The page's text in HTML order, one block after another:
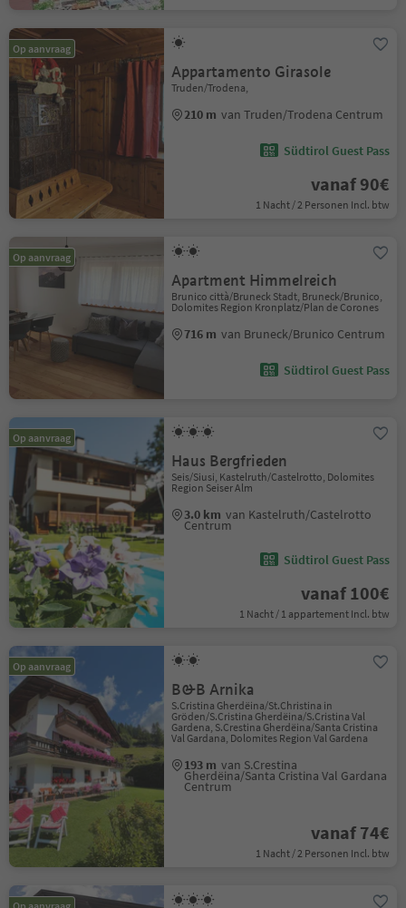
Op aanvraag
Appartamento Girasole
Truden/Trodena,
210 m van Truden/Trodena Centrum
Südtirol Guest Pass
vanaf 90€
1 Nacht / 2 Personen Incl. btw
Op aanvraag
Apartment Himmelreich
Brunico città/Bruneck Stadt, Bruneck/Brunico,
Dolomites Region Kronplatz/Plan de Corones
716 m van Bruneck/Brunico Centrum
Südtirol Guest Pass
Op aanvraag
Haus Bergfrieden
Seis/Siusi, Kastelruth/Castelrotto, Dolomites
Region Seiser Alm
3.0 km van Kastelruth/Castelrotto
Centrum
Südtirol Guest Pass
vanaf 100€
1 Nacht / 1 appartement Incl. btw
Op aanvraag
B&B Arnika
S.Cristina Gherdëina/St.Christina in
Gröden/S.Cristina Gherdëina/S.Cristina Val
Gardena, S.Crestina Gherdëina/Santa Cristina
Val Gardana, Dolomites Region Val Gardena
193 m van S.Crestina
Gherdëina/Santa Cristina Val Gardana
Centrum
vanaf 74€
1 Nacht / 2 Personen Incl. btw